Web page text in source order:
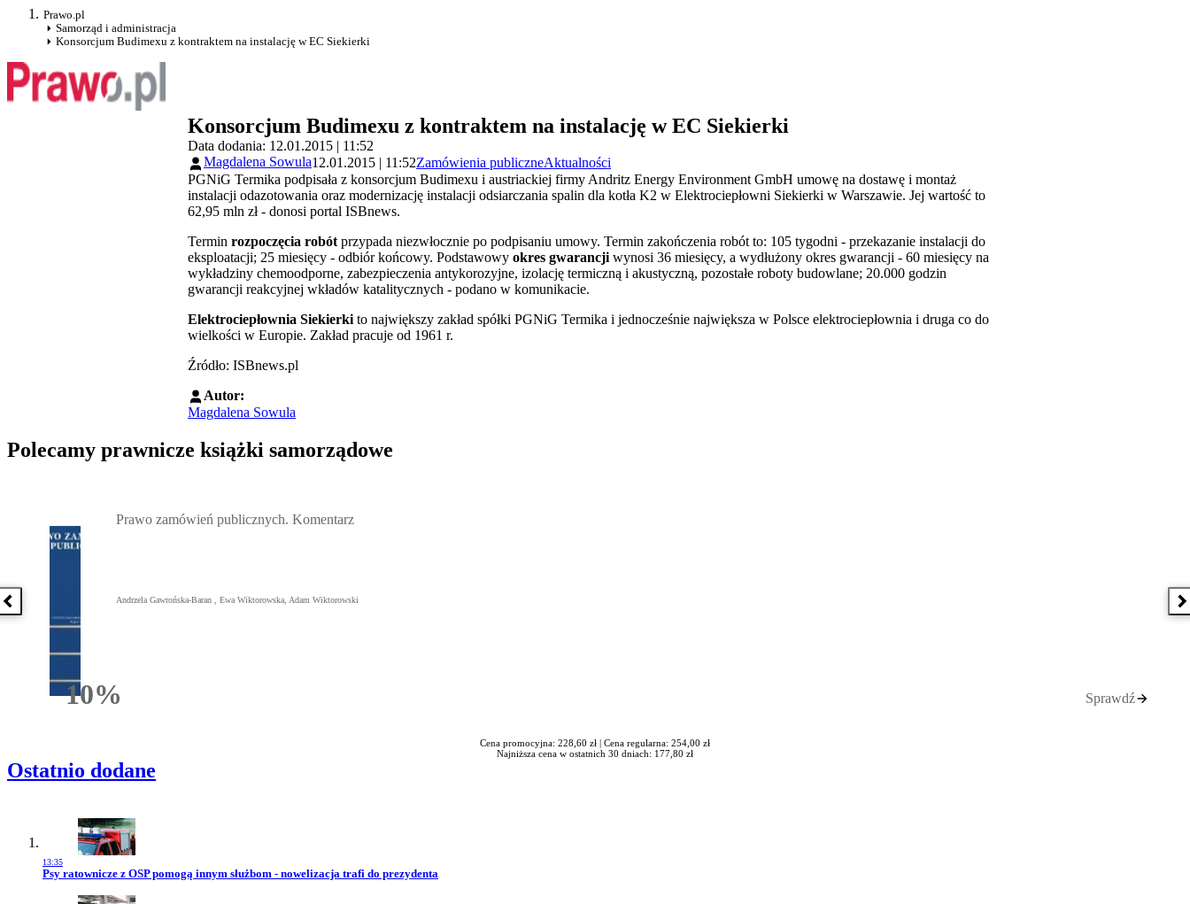
Prawo.pl
Samorząd i administracja
Konsorcjum Budimexu z kontraktem na instalację w EC Siekierki
Konsorcjum Budimexu z kontraktem na instalację w EC Siekierki
Data dodania: 12.01.2015 | 11:52
Magdalena Sowula12.01.2015 | 11:52Zamówienia publiczneAktualności
PGNiG Termika podpisała z konsorcjum Budimexu i austriackiej firmy Andritz Energy Environment GmbH umowę na dostawę i montaż
instalacji odazotowania oraz modernizację instalacji odsiarczania spalin dla kotła K2 w Elektrociepłowni Siekierki w Warszawie. Jej wartość to
62,95 mln zł - donosi portal ISBnews.
Termin rozpoczęcia robót przypada niezwłocznie po podpisaniu umowy. Termin zakończenia robót to: 105 tygodni - przekazanie instalacji do
eksploatacji; 25 miesięcy - odbiór końcowy. Podstawowy okres gwarancji wynosi 36 miesięcy, a wydłużony okres gwarancji - 60 miesięcy na
wykładziny chemoodporne, zabezpieczenia antykorozyjne, izolację termiczną i akustyczną, pozostałe roboty budowlane; 20.000 godzin
gwarancji reakcyjnej wkładów katalitycznych - podano w komunikacie.
Elektrociepłownia Siekierki to największy zakład spółki PGNiG Termika i jednocześnie największa w Polsce elektrociepłownia i druga co do
wielkości w Europie. Zakład pracuje od 1961 r.
Źródło: ISBnews.pl
Autor:
Magdalena Sowula
Polecamy prawnicze książki samorządowe
Poprzednia książka
10%Rabatu
Prawo zamówień publicznych. Komentarz
Andrzela Gawrońska-Baran , Ewa Wiktorowska, Adam Wiktorowski
Sprawdź
Cena promocyjna: 228,60 zł | Cena regularna: 254,00 zł
Najniższa cena w ostatnich 30 dniach: 177,80 zł
Ostatnio dodane
13:35
Przejdź do artykułu:
Psy ratownicze z OSP pomogą innym służbom - nowelizacja trafi do prezydenta